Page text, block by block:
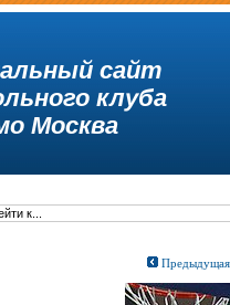
сайт
клуба
Москва
Предыдущая